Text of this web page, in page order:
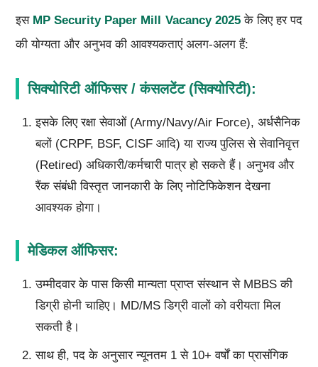
इस MP Security Paper Mill Vacancy 2025के लिए हर पद
की योग्यता और अनुभव की आवश्यकताएं अलग-अलग हैं:
सिक्योरिटी ऑफिसर / कंसलटेंट (सिक्योरिटी):
इसके लिए रक्षा सेवाओं (Army/Navy/Air Force), अर्धसैनिक
बलों (CRPF, BSF, CISF आदि) या राज्य पुलिस से सेवानिवृत्त
(Retired) अधिकारी/कर्मचारी पात्र हो सकते हैं। अनुभव और
रैंक संबंधी विस्तृत जानकारी के लिए नोटिफिकेशन देखना
आवश्यक होगा।
मेडिकल ऑफिसर:
उम्मीदवार के पास किसी मान्यता प्राप्त संस्थान से MBBS की
डिग्री होनी चाहिए। MD/MS डिग्री वालों को वरीयता मिल
सकती है।
साथ ही, पद के अनुसार न्यूनतम 1 से 10+ वर्षों का प्रासंगिक